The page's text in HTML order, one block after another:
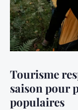
Tourisme
saison pour
populaires